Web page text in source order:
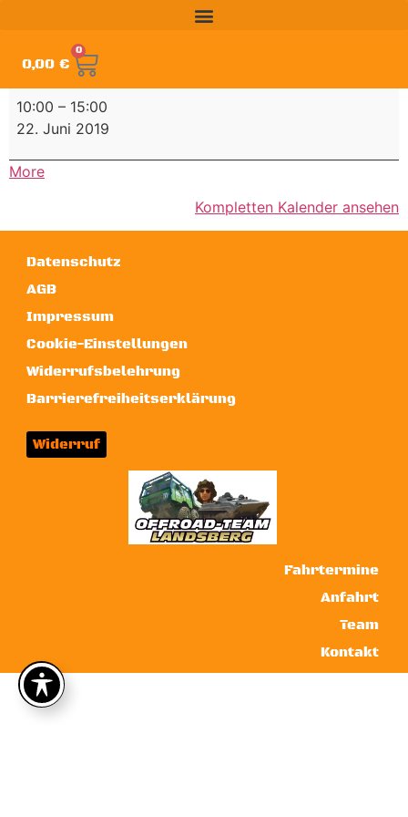
0,00 €
0
10:00 – 15:00
22. Juni 2019
More
Kompletten Kalender ansehen
Datenschutz
AGB
Impressum
Cookie-Einstellungen
Widerrufsbelehrung
Barrierefreiheitserklärung
Widerruf
Fahrtermine
Anfahrt
Team
Kontakt